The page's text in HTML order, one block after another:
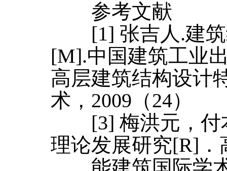
参考文献
[1] 张吉人.建筑
[M].中国建筑工业
高层建筑结构设计
术，2009（24）
[3] 梅洪元，付
理论发展研究[R]．